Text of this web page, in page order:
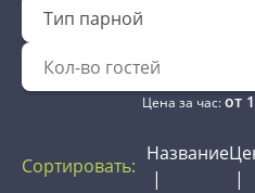
Тип парной
Цена за час:от 1
Сортировать:
Название